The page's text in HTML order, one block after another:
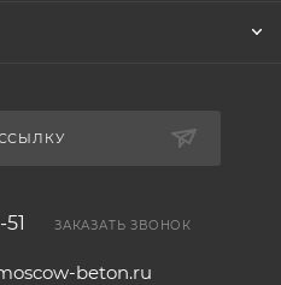
ЗАКАЗАТЬ ЗВОНОК
beton.ru